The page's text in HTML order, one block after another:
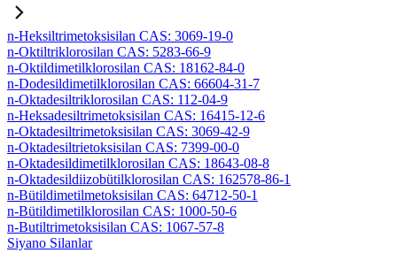
n-Heksiltrimetoksisilan CAS: 3069-19-0
n-Oktiltriklorosilan CAS: 5283-66-9
n-Oktildimetilklorosilan CAS: 18162-84-0
n-Dodesildimetilklorosilan CAS: 66604-31-7
n-Oktadesiltriklorosilan CAS: 112-04-9
n-Heksadesiltrimetoksisilan CAS: 16415-12-6
n-Oktadesiltrimetoksisilan CAS: 3069-42-9
n-Oktadesiltrietoksisilan CAS: 7399-00-0
n-Oktadesildimetilklorosilan CAS: 18643-08-8
n-Oktadesildiizobütilklorosilan CAS: 162578-86-1
n-Bütildimetilmetoksisilan CAS: 64712-50-1
n-Bütildimetilklorosilan CAS: 1000-50-6
n-Butiltrimetoksisilan CAS: 1067-57-8
Siyano Silanlar